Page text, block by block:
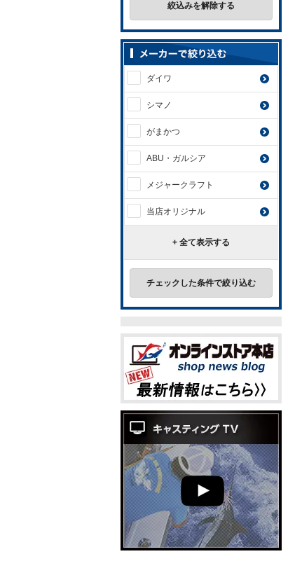
絞込みを解除する
ダイワ
シマノ
がまかつ
ABU・ガルシア
メジャークラフト
当店オリジナル
+ 全て表示する
チェックした条件で絞り込む